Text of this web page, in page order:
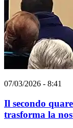
07/03/2026 - 8:41
Il secondo
trasforma la